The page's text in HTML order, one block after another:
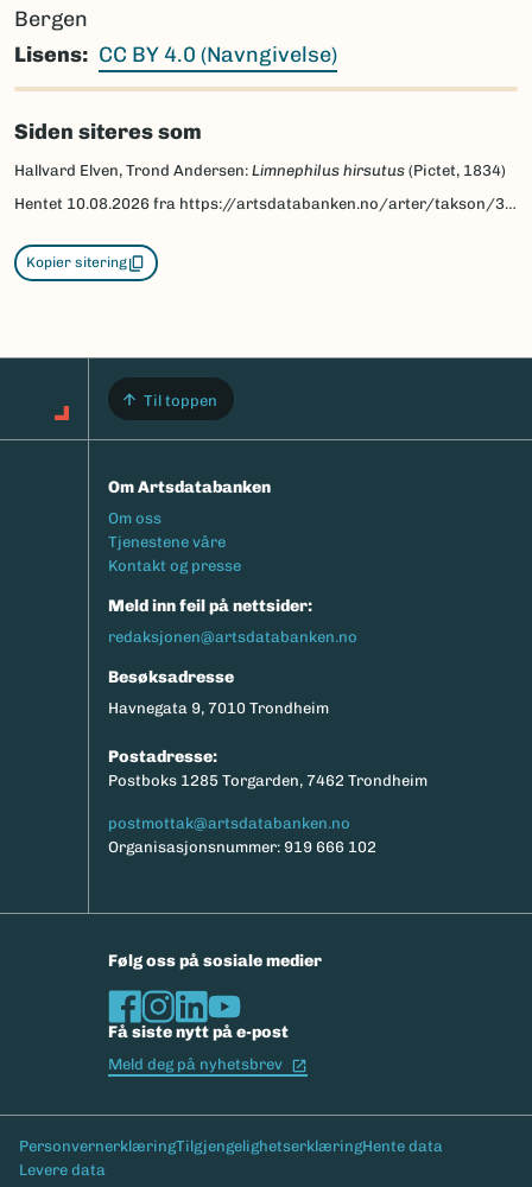
Bergen
Lisens
CC BY 4.0 (Navngivelse)
Siden siteres som
Hallvard Elven, Trond Andersen: Limnephilus hirsutus (Pictet, 1834)
Hentet 10.08.2026 fra https://artsdatabanken.no/arter/takson/32878/beskrivelse
Kopier sitering
Til toppen
Om Artsdatabanken
Footermeny
Om oss
Tjenestene våre
Kontakt og presse
Meld inn feil på nettsider:
redaksjonen@artsdatabanken.no
Besøksadresse
Havnegata 9, 7010 Trondheim
Postadresse:
Postboks 1285 Torgarden, 7462 Trondheim
postmottak@artsdatabanken.no
Organisasjonsnummer: 919 666 102
Følg oss på sosiale medier
Få siste nytt på e-post
Meld deg på nyhetsbrev
Bunntekst
PersonvernerklæringTilgjengelighetserklæringHente data
Levere data